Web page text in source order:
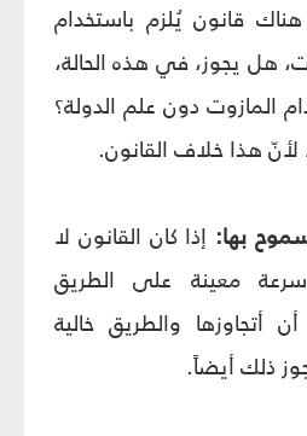
هناك قانون يُلزم باستخدام
هل يجوز، في هذه الحالة،
المازوت دون علم الدولة؟
لأنّ هذا خلاف القانون.
إذا كان القانون لا
معينة على الطريق
أتجاوزها والطريق خالية
ذلك أيضاً.